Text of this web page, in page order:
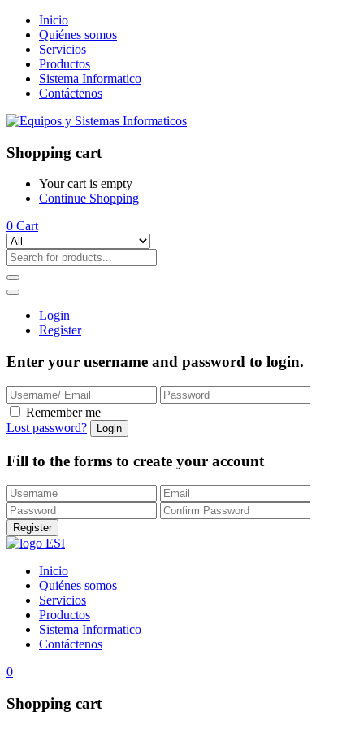
Inicio
Quiénes somos
Servicios
Productos
Sistema Informatico
Contáctenos
Shopping cart
Your cart is empty
Continue Shopping
0 Cart
Login
Register
Enter your username and password to login.
Remember me
Lost password?
Fill to the forms to create your account
Inicio
Quiénes somos
Servicios
Productos
Sistema Informatico
Contáctenos
0
Shopping cart